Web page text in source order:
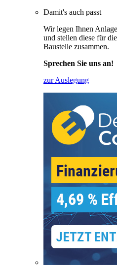
Damit's auch passt
Wir legen Ihnen
und stellen diese für
Baustelle zusammen.
Sprechen Sie uns an!
zur Auslegung